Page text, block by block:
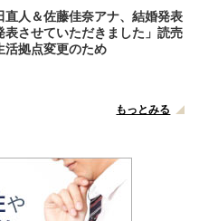
直人＆佐藤佳奈アナ、結婚発表
表させていただきました」読売
活拠点変更のため
もっとみる